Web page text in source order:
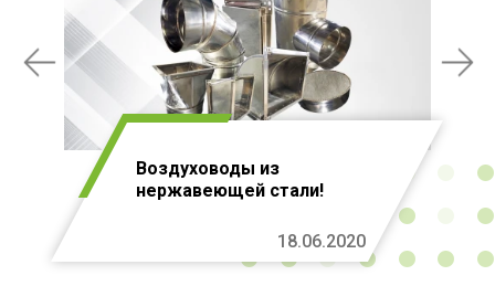
Воздуховоды из
нержавеющей стали!
18.06.2020